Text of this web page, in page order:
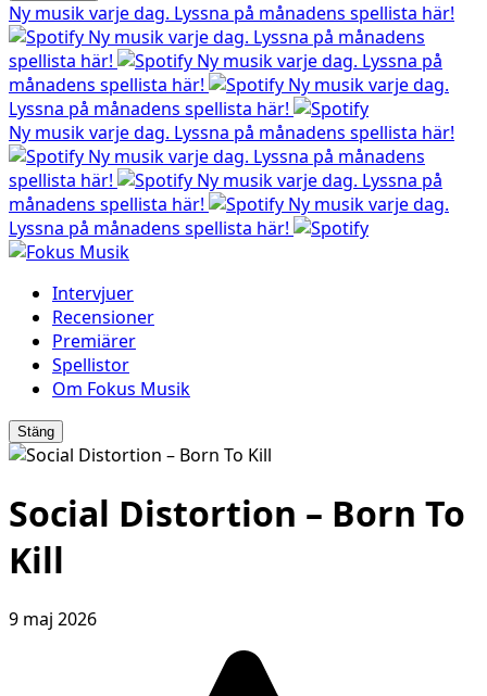
Ny musik varje dag. Lyssna på månadens spellista här!
Ny musik varje dag. Lyssna på månadens
spellista här!
Ny musik varje dag. Lyssna på
månadens spellista här!
Ny musik varje dag.
Lyssna på månadens spellista här!
Ny musik varje dag. Lyssna på månadens spellista här!
Ny musik varje dag. Lyssna på månadens
spellista här!
Ny musik varje dag. Lyssna på
månadens spellista här!
Ny musik varje dag.
Lyssna på månadens spellista här!
Intervjuer
Recensioner
Premiärer
Spellistor
Om Fokus Musik
Stäng
Social Distortion – Born To
Kill
9 maj 2026